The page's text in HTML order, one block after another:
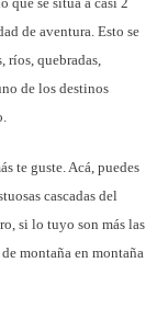
de aventura. Esto se
ríos, quebradas,
de los destinos
te guste. Acá, puedes
cascadas del
si lo tuyo son más las
montaña en montaña